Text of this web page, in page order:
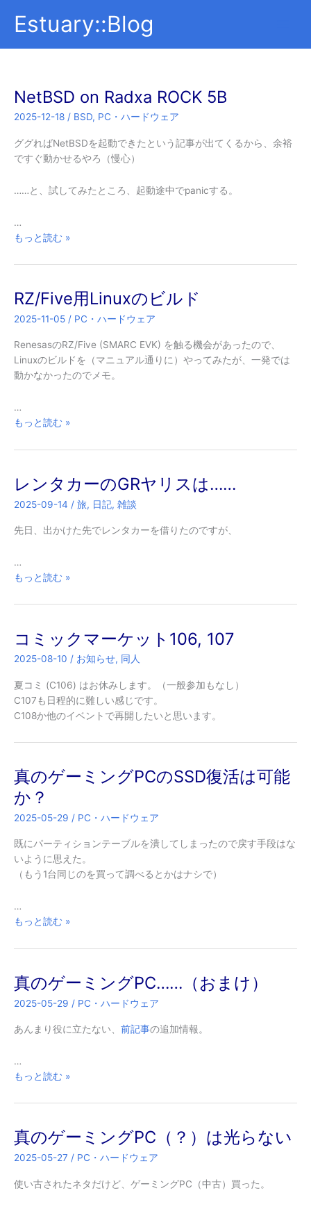
Estuary::Blog
NetBSD on Radxa ROCK 5B
2025-12-18 / BSD, PC・ハードウェア
ググればNetBSDを起動できたという記事が出てくるから、余裕
ですぐ動かせるやろ（慢心）
……と、試してみたところ、起動途中でpanicする。
…
NetBSD
Radxa
5B
もっと読む »
RZ/Five用Linuxのビルド
2025-11-05 / PC・ハードウェア
RenesasのRZ/Five (SMARC EVK) を触る機会があったので、
Linuxのビルドを（マニュアル通りに）やってみたが、一発では
動かなかったのでメモ。
…
RZ/Five
Linux
ビ
ル
もっと読む »
レンタカーのGRヤリスは……
2025-09-14 / 旅, 日記, 雑談
先日、出かけた先でレンタカーを借りたのですが、
…
レ
タ
ー
の
ヤ
リ
ス
もっと読む »
コミックマーケット106, 107
2025-08-10 / お知らせ, 同人
夏コミ (C106) はお休みします。（一般参加もなし）
C107も日程的に難しい感じです。
C108か他のイベントで再開したいと思います。
真のゲーミングPCのSSD復活は可能
か？
2025-05-29 / PC・ハードウェア
既にパーティションテーブルを潰してしまったので戻す手段はな
いように思えた。
（もう1台同じのを買って調べるとかはナシで）
…
真
ゲ
ミ
ン
PC
復
は
能
もっと読む »
真のゲーミングPC……（おまけ）
2025-05-29 / PC・ハードウェア
あんまり役に立たない、 前記事の追加情報。
…
真
ゲ
ミ
ン
PC……
もっと読む »
真のゲーミングPC（？）は光らない
2025-05-27 / PC・ハードウェア
使い古されたネタだけど、ゲーミングPC（中古）買った。